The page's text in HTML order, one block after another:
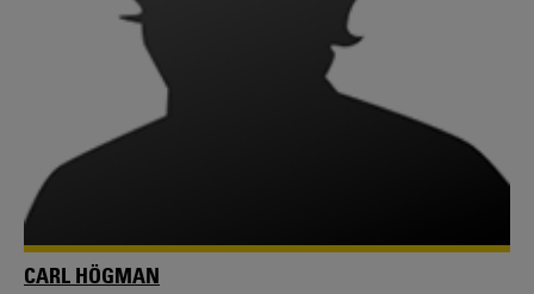
CARL HÖGMAN